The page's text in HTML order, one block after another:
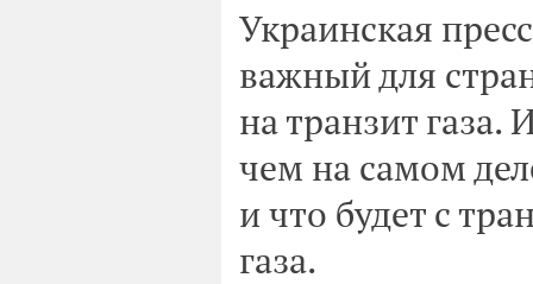
Украинская
важный для
на транзит газа.
чем на самом
и что будет с
газа.